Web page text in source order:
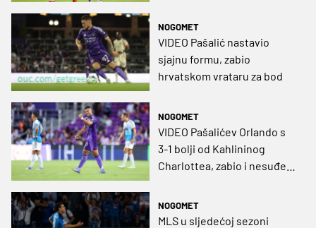
NOGOMET
VIDEO Pašalić nastavio
sjajnu formu, zabio
hrvatskom vrataru za bod
NOGOMET
VIDEO Pašalićev Orlando s
3-1 bolji od Kahlininog
Charlottea, zabio i nesuđeni
NOGOMET
MLS u sljedećoj sezoni